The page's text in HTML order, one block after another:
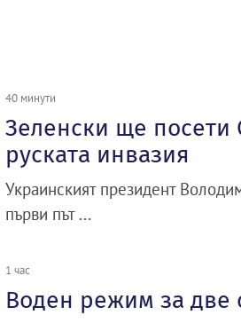
40 минути
Зеленски ще посети
руската инвазия
Украинският президент
първи път ...
1 час
Воден режим за две